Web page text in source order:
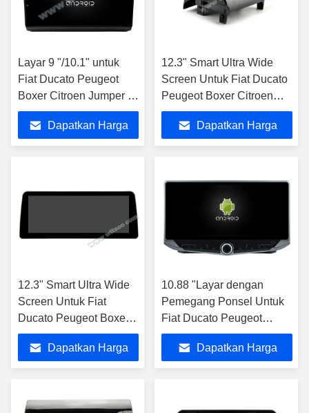
Layar 9 "/10.1" untuk
Fiat Ducato Peugeot
Boxer Citroen Jumper 2
2016-2022 Stereo
Multimedia Mobil
Dapatkan Harga
12.3" Smart Ultra Wide
Screen Untuk Fiat Ducato
Peugeot Boxer Citroen
Jumper 2 2016-2022
Dapatkan Harga
12.3" Smart Ultra Wide
Screen Untuk Fiat
Ducato Peugeot Boxer
Citroen Jumper 2 2006-
2016
Dapatkan Harga
10.88 "Layar dengan
Pemegang Ponsel Untuk
Fiat Ducato Peugeot
Boxer Citroen Jumper 2
2016-2022Dapatkan Harga